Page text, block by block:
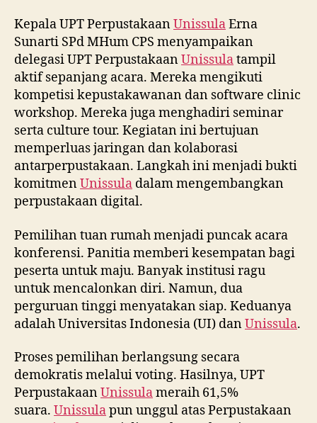
Kepala UPT PerpustakaanUnissulaErna
Sunarti SPd MHum CPS menyampaikan
delegasi UPT PerpustakaanUnissulatampil
aktif sepanjang acara. Mereka mengikuti
kompetisi kepustakawanan dan software clinic
workshop. Mereka juga menghadiri seminar
serta culture tour. Kegiatan ini bertujuan
memperluas jaringan dan kolaborasi
antarperpustakaan. Langkah ini menjadi bukti
komitmenUnissula dalam mengembangkan
perpustakaan digital.
Pemilihan tuan rumah menjadi puncak acara
konferensi. Panitia memberi kesempatan bagi
peserta untuk maju. Banyak institusi ragu
untuk mencalonkan diri. Namun, dua
perguruan tinggi menyatakan siap. Keduanya
adalah Universitas Indonesia (UI) danUnissula.
Proses pemilihan berlangsung secara
demokratis melalui voting. Hasilnya, UPT
PerpustakaanUnissulameraih 61,5%
suara. Unissulapun unggul atas Perpustakaan